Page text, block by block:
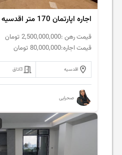
اجاره اپارتمان 170 متر اقدسیه فول مشاعات
قیمت رهن :2,500,000,000 تومان
قیمت اجاره:80,000,000 تومان
اقدسیه 3اتاق
صحرایی